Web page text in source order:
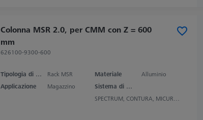
Colonna MSR 2.0, per CMM con Z = 600
mm
626100-9300-600
Tipologia di prodotto Rack MSR Materiale
Alluminio
Applicazione
Magazzino
Sistema di misura
SPECTRUM, CONTURA, MICURA, PRISMO